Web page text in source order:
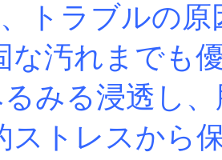
トラブルの
な汚れまでも
みる浸透し
ストレスから